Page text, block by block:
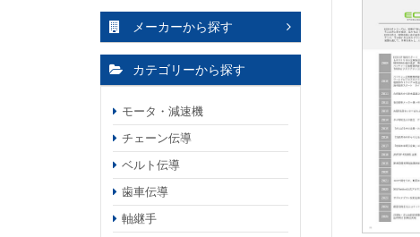
メーカーから探す
カテゴリーから探す
モータ・減速機
チェーン伝導
ベルト伝導
歯車伝導
軸継手